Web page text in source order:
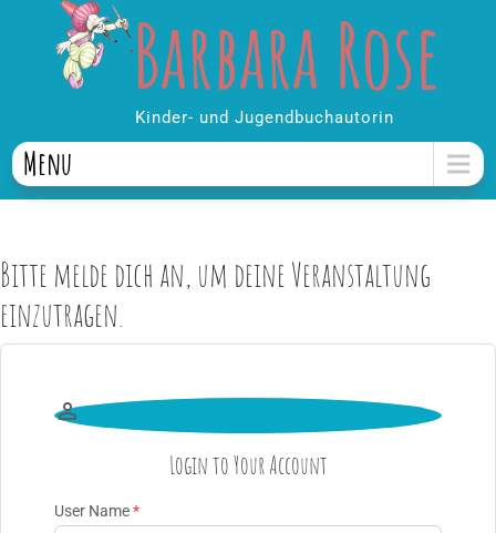
Barbara Rose
Kinder- und Jugendbuchautorin
Menu
Bitte melde dich an, um deine Veranstaltung
einzutragen.

Login to Your Account
User Name*